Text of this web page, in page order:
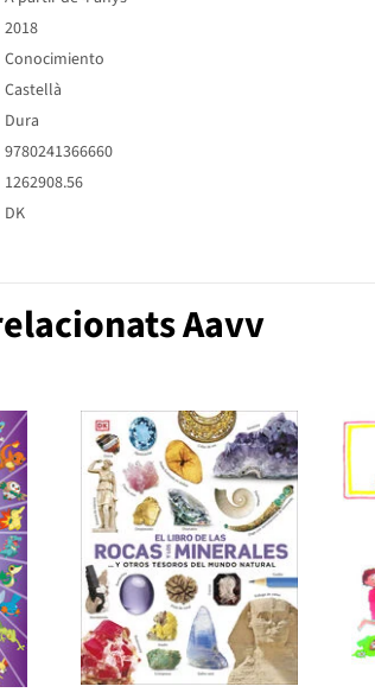
2018
Conocimiento
Castellà
Dura
9780241366660
1262908.56
DK
Aavv